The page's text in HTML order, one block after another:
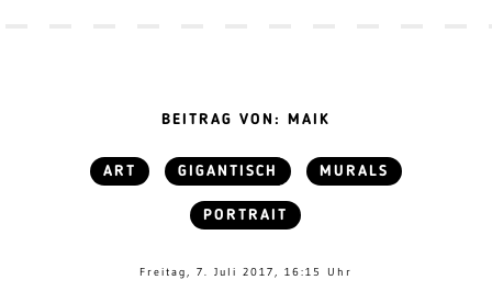
BEITRAG VON: MAIK
ART GIGANTISCH MURALS
PORTRAIT
Freitag, 7. Juli 2017, 16:15 Uhr